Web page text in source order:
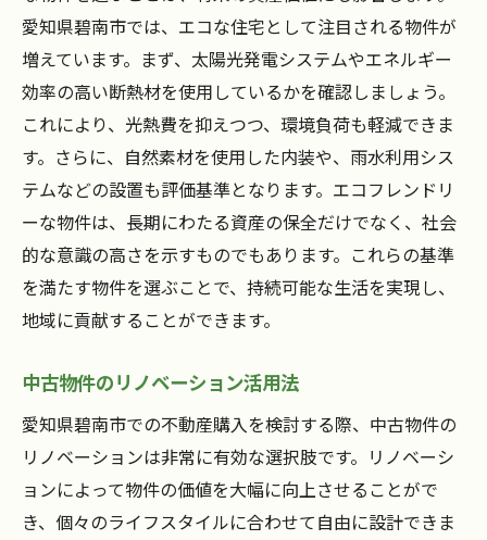
愛知県碧南市では、エコな住宅として注目される物件が
増えています。まず、太陽光発電システムやエネルギー
効率の高い断熱材を使用しているかを確認しましょう。
これにより、光熱費を抑えつつ、環境負荷も軽減できま
す。さらに、自然素材を使用した内装や、雨水利用シス
テムなどの設置も評価基準となります。エコフレンドリ
ーな物件は、長期にわたる資産の保全だけでなく、社会
的な意識の高さを示すものでもあります。これらの基準
を満たす物件を選ぶことで、持続可能な生活を実現し、
地域に貢献することができます。
中古物件のリノベーション活用法
愛知県碧南市での不動産購入を検討する際、中古物件の
リノベーションは非常に有効な選択肢です。リノベーシ
ョンによって物件の価値を大幅に向上させることがで
き、個々のライフスタイルに合わせて自由に設計できま